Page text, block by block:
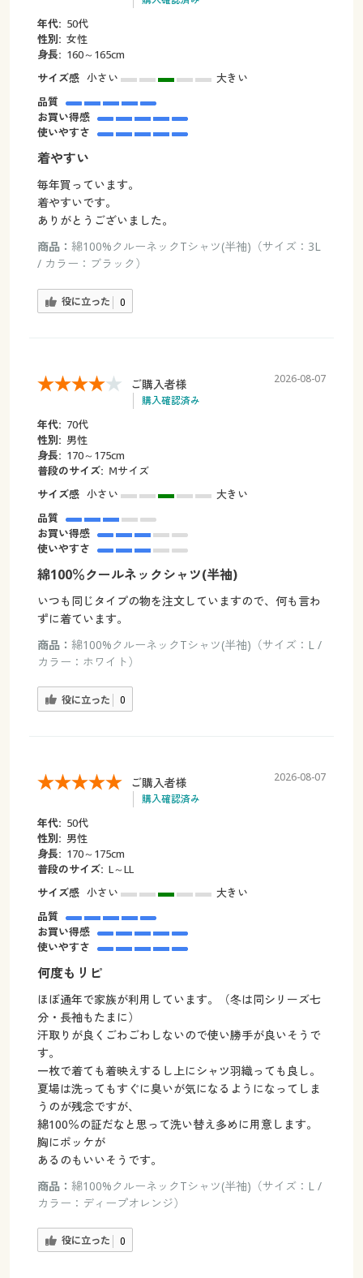
年代: 50代
性別: 女性
身長: 160～165cm
サイズ感 小さい
大きい
品質
お買い得感
使いやすさ
着やすい
毎年買っています。
着やすいです。
ありがとうございました。
商品： 綿100%クルーネックTシャツ(半袖)（サイズ：3L
/ カラー：ブラック）
役に立った 0
ご購入者様
購入確認済み
2026-08-07
年代: 70代
性別: 男性
身長: 170～175cm
普段のサイズ: Ⅿサイズ
サイズ感 小さい
大きい
品質
お買い得感
使いやすさ
綿100％クールネックシャツ(半袖)
いつも同じタイプの物を注文していますので、何も言わ
ずに着ています。
商品： 綿100%クルーネックTシャツ(半袖)（サイズ：L /
カラー：ホワイト）
役に立った 0
ご購入者様
購入確認済み
2026-08-07
年代: 50代
性別: 男性
身長: 170～175cm
普段のサイズ: L～LL
サイズ感 小さい
大きい
品質
お買い得感
使いやすさ
何度もリピ
ほぼ通年で家族が利用しています。（冬は同シリーズ七
分・長袖もたまに）
汗取りが良くごわごわしないので使い勝手が良いそうで
す。
一枚で着ても着映えするし上にシャツ羽織っても良し。
夏場は洗ってもすぐに臭いが気になるようになってしま
うのが残念ですが、
綿100％の証だなと思って洗い替え多めに用意します。
胸にポッケが
あるのもいいそうです。
商品： 綿100%クルーネックTシャツ(半袖)（サイズ：L /
カラー：ディープオレンジ）
役に立った 0